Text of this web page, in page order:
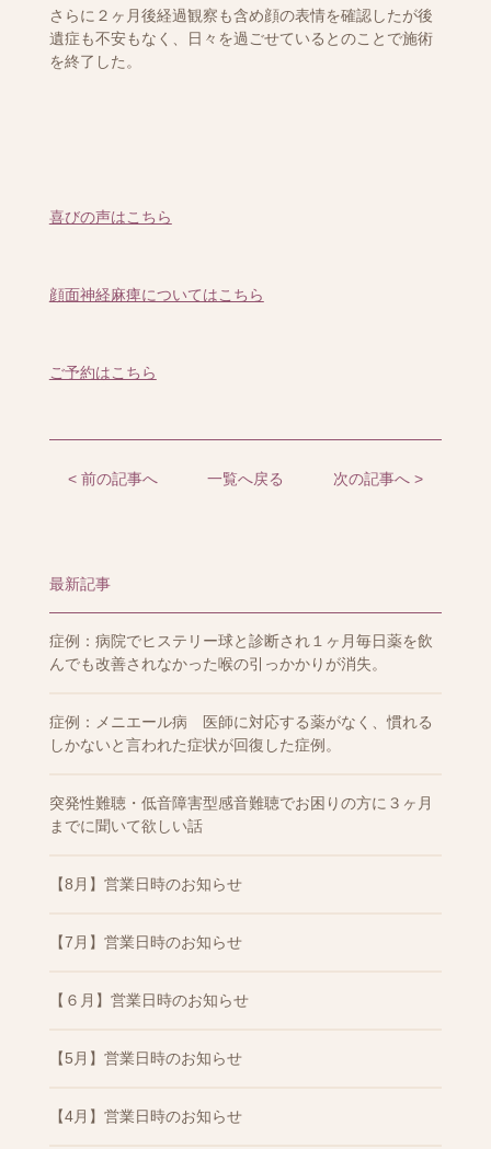
さらに２ヶ月後経過観察も含め顔の表情を確認したが後
遺症も不安もなく、日々を過ごせているとのことで施術
を終了した。
喜びの声はこちら
顔面神経麻痺についてはこちら
ご予約はこちら
< 前の記事へ 一覧へ戻る 次の記事へ >
最新記事
症例：病院でヒステリー球と診断され１ヶ月毎日薬を飲
んでも改善されなかった喉の引っかかりが消失。
症例：メニエール病 医師に対応する薬がなく、慣れる
しかないと言われた症状が回復した症例。
突発性難聴・低音障害型感音難聴でお困りの方に３ヶ月
までに聞いて欲しい話
【8月】営業日時のお知らせ
【7月】営業日時のお知らせ
【６月】営業日時のお知らせ
【5月】営業日時のお知らせ
【4月】営業日時のお知らせ